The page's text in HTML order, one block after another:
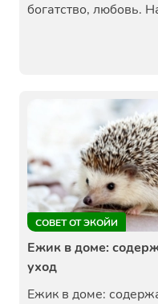
богатство, любовь.
СОВЕТ ОТ ЭКОЙИ
Ежик в доме:
уход
Ежик в доме: